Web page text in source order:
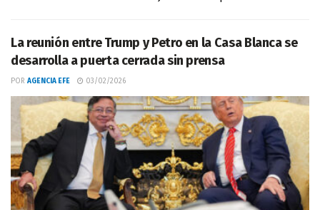
La reunión entre Trump y Petro en la Casa Blanca se
desarrolla a puerta cerrada sin prensa
POR AGENCIA EFE 03/02/2026